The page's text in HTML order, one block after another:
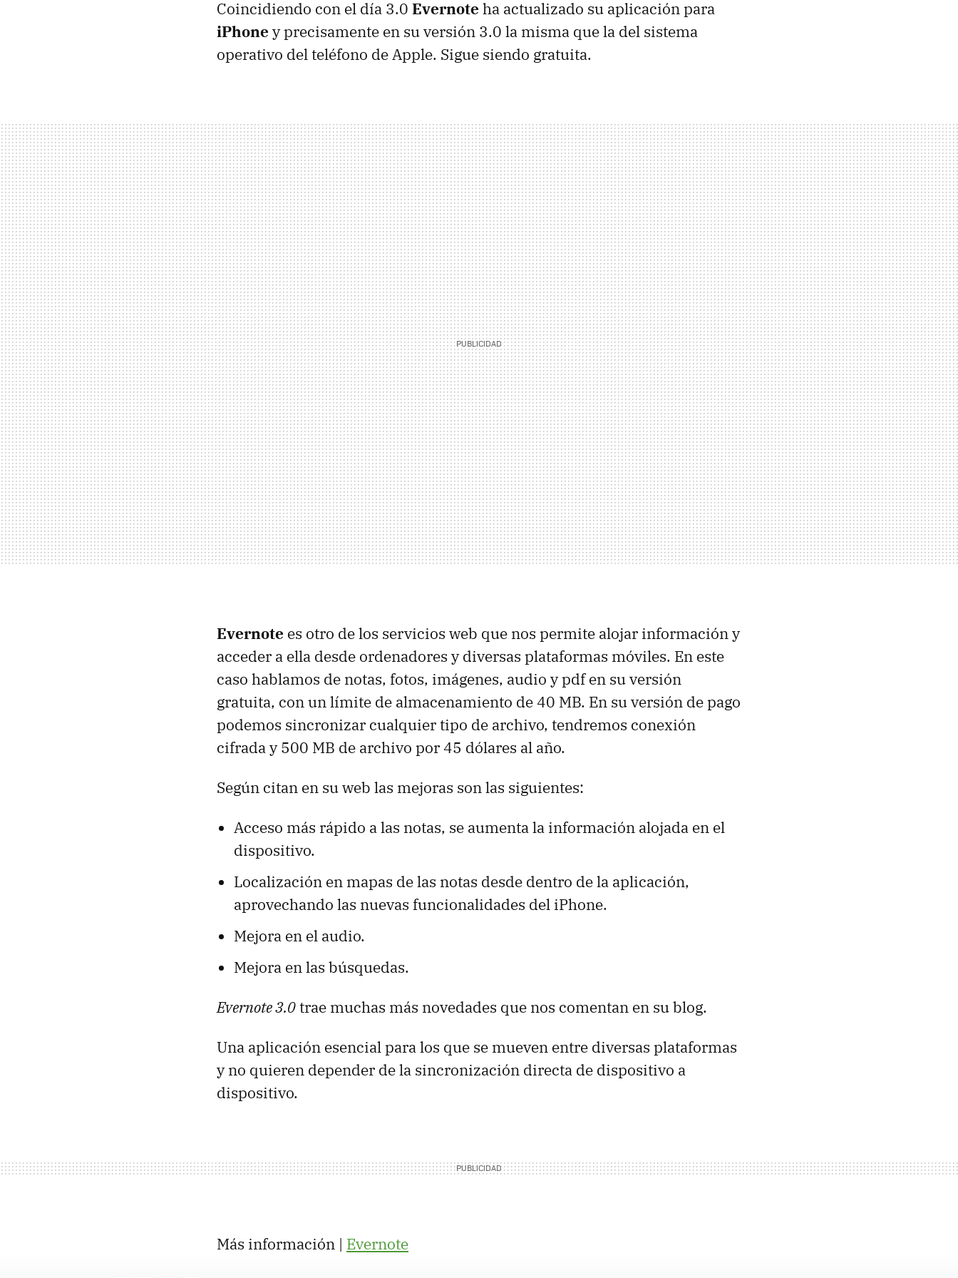
Coincidiendo con el día 3.0 Evernote ha actualizado su aplicación para
iPhone y precisamente en su versión 3.0 la misma que la del sistema
operativo del teléfono de Apple. Sigue siendo gratuita.
Evernote es otro de los servicios web que nos permite alojar información y
acceder a ella desde ordenadores y diversas plataformas móviles. En este
caso hablamos de notas, fotos, imágenes, audio y pdf en su versión
gratuita, con un límite de almacenamiento de 40 MB. En su versión de pago
podemos sincronizar cualquier tipo de archivo, tendremos conexión
cifrada y 500 MB de archivo por 45 dólares al año.
Según citan en su web las mejoras son las siguientes:
Acceso más rápido a las notas, se aumenta la información alojada en el
dispositivo.
Localización en mapas de las notas desde dentro de la aplicación,
aprovechando las nuevas funcionalidades del iPhone.
Mejora en el audio.
Mejora en las búsquedas.
Evernote 3.0 trae muchas más novedades que nos comentan en su blog.
Una aplicación esencial para los que se mueven entre diversas plataformas
y no quieren depender de la sincronización directa de dispositivo a
dispositivo.
Más información | Evernote